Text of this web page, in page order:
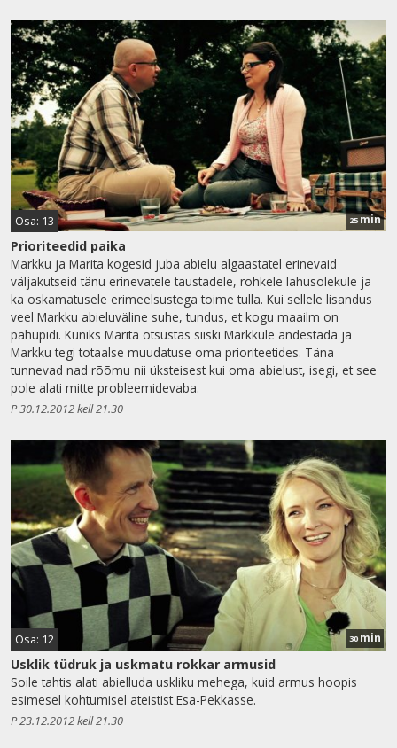
Osa: 13 25min
Prioriteedid paika
Markku ja Marita kogesid juba abielu algaastatel erinevaid
väljakutseid tänu erinevatele taustadele, rohkele lahusolekule ja
ka oskamatusele erimeelsustega toime tulla. Kui sellele lisandus
veel Markku abieluväline suhe, tundus, et kogu maailm on
pahupidi. Kuniks Marita otsustas siiski Markkule andestada ja
Markku tegi totaalse muudatuse oma prioriteetides. Täna
tunnevad nad rõõmu nii üksteisest kui oma abielust, isegi, et see
pole alati mitte probleemidevaba.
P 30.12.2012 kell 21.30
Osa: 12 30 min
Usklik tüdruk ja uskmatu rokkar armusid
Soile tahtis alati abielluda uskliku mehega, kuid armus hoopis
esimesel kohtumisel ateistist Esa-Pekkasse.
P 23.12.2012 kell 21.30